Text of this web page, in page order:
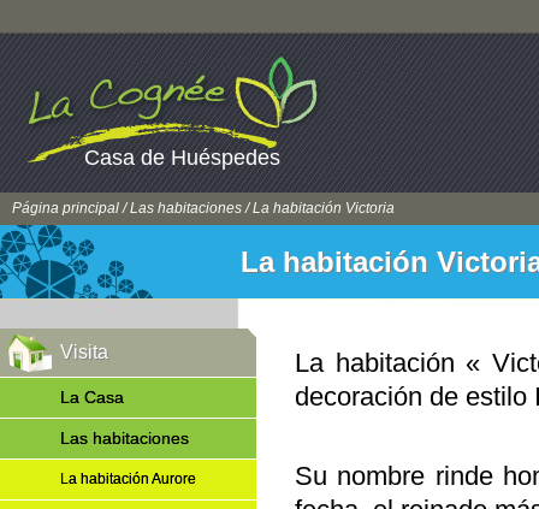
Casa de Huéspedes
Página principal/Las habitaciones/ La habitación Victoria
La habitación
Visita
La Casa
Las habitaciones
La habitación Aurore
La habitación «
decoración de estilo
Su nombre rinde